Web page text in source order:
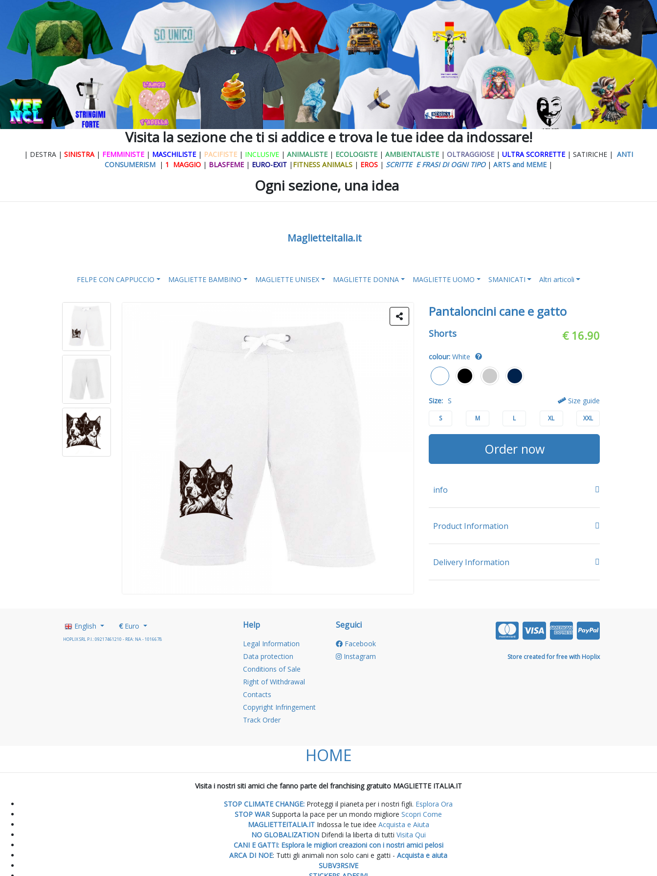
Visita la sezione che ti si addice e trova le tue idee da indossare!
| DESTRA | SINISTRA | FEMMINISTE | MASCHILISTE | PACIFISTE | INCLUSIVE | ANIMALISTE | ECOLOGISTE | AMBIENTALISTE | OLTRAGGIOSE | ULTRA SCORRETTE | SATIRICHE | ANTI
CONSUMERISM | 1 MAGGIO | BLASFEME | EURO-EXIT | FITNESS ANIMALS | EROS | SCRITTE E FRASI DI OGNI TIPO | ARTS and MEME |
Ogni sezione, una idea
Maglietteitalia.it
FELPE CON CAPPUCCIO MAGLIETTE BAMBINO MAGLIETTE UNISEX MAGLIETTE DONNA MAGLIETTE UOMO SMANICATI Altri articoli
Pantaloncini cane e gatto
Shorts € 16.90
colour: White
Size: S Size guide
S M L XL XXL
Order now
info
Product Information
Delivery Information
English €Euro
HOPLIX SRL P.I.: 09217461210 - REA: NA - 1016678
Help
Legal Information
Data protection
Conditions of Sale
Right of Withdrawal
Contacts
Copyright Infringement
Track Order
Seguici
Facebook
Instagram
Store created for free with Hoplix
HOME
Visita i nostri siti amici che fanno parte del franchising gratuito MAGLIETTE ITALIA.IT
STOP CLIMATE CHANGE: Proteggi il pianeta per i nostri figli. Esplora Ora
STOP WARSupporta la pace per un mondo migliore Scopri Come
MAGLIETTEITALIA.ITIndossa le tue idee Acquista e Aiuta
NO GLOBALIZATION Difendi la liberta di tutti Visita Qui
CANI E GATTI: Esplora le migliori creazioni con i nostri amici pelosi
ARCA DI NOE: Tutti gli animali non solo cani e gatti - Acquista e aiuta
SUBV3RSIVE